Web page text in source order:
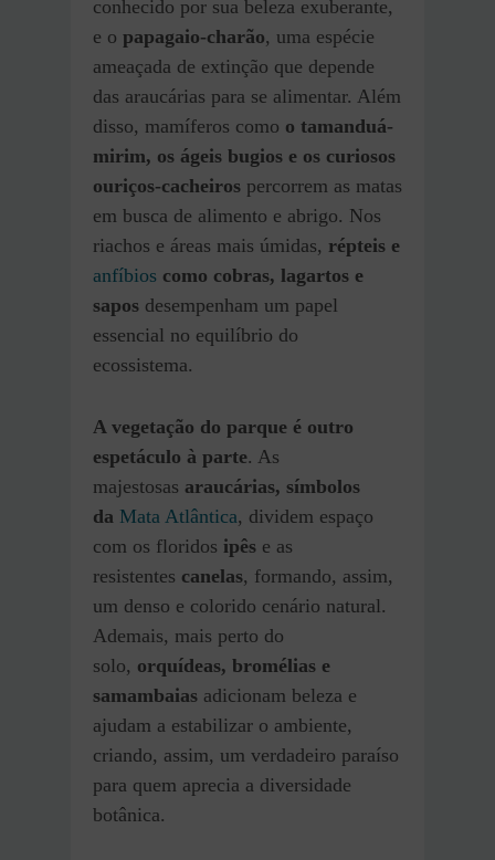
conhecido por sua beleza exuberante,
e o papagaio-charão, uma espécie
ameaçada de extinção que depende
das araucárias para se alimentar. Além
disso, mamíferos como o tamanduá-
mirim, os ágeis bugios e os curiosos
ouriços-cacheiros percorrem as matas
em busca de alimento e abrigo. Nos
riachos e áreas mais úmidas, répteis e
anfíbios como cobras, lagartos e
sapos desempenham um papel
essencial no equilíbrio do
ecossistema.
A vegetação do parque é outro
espetáculo à parte. As
majestosas araucárias, símbolos
da Mata Atlântica, dividem espaço
com os floridos ipês e as
resistentes canelas, formando, assim,
um denso e colorido cenário natural.
Ademais, mais perto do
solo, orquídeas, bromélias e
samambaias adicionam beleza e
ajudam a estabilizar o ambiente,
criando, assim, um verdadeiro paraíso
para quem aprecia a diversidade
botânica.